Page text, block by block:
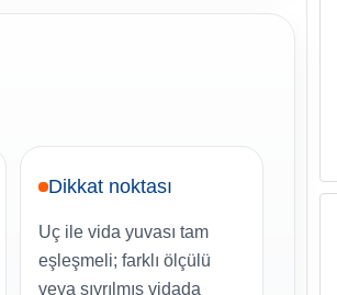
Dikkat noktası
Uç ile vida yuvası tam
eşleşmeli; farklı ölçülü
veya sıyrılmış vidada